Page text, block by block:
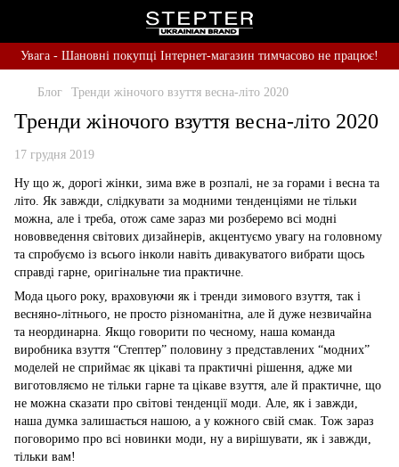
Увага - Шановні покупці Інтернет-магазин тимчасово не працює!
Блог Тренди жіночого взуття весна-літо 2020
Тренди жіночого взуття весна-літо 2020
17 грудня 2019
Ну що ж, дорогі жінки, зима вже в розпалі, не за горами і весна та
літо. Як завжди, слідкувати за модними тенденціями не тільки
можна, але і треба, отож саме зараз ми розберемо всі модні
нововведення світових дизайнерів, акцентуємо увагу на головному
та спробуємо із всього інколи навіть дивакуватого вибрати щось
справді гарне, оригінальне тиа практичне.
Мода цього року, враховуючи як і тренди зимового взуття, так і
весняно-літнього, не просто різноманітна, але й дуже незвичайна
та неординарна. Якщо говорити по чесному, наша команда
виробника взуття “Стептер” половину з представлених “модних”
моделей не сприймає як цікаві та практичні рішення, адже ми
виготовляємо не тільки гарне та цікаве взуття, але й практичне, що
не можна сказати про світові тенденції моди. Але, як і завжди,
наша думка залишається нашою, а у кожного свій смак. Тож зараз
поговоримо про всі новинки моди, ну а вирішувати, як і завжди,
тільки вам!